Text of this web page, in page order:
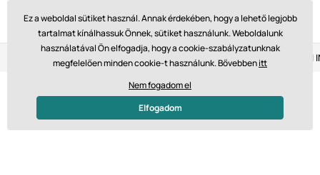
Visszaküldés 14 napon belül Gyors szállítás 61 475 Ft-tól
Ez a weboldal sütiket használ. Annak érdekében, hogy a lehető legjobb
tartalmat kínálhassuk Önnek, sütiket használunk. Weboldalunk
használatával Ön elfogadja, hogy a cookie-szabályzatunknak
megfelelően minden cookie-t használunk. Bővebbenitt
Nem fogadom el
Elfogadom